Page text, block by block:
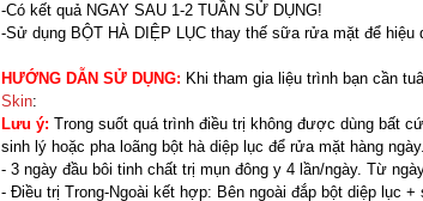
-Có kết quả NGAY SAU 1-2 TUẦN SỬ DỤNG!
-Sử dụng BỘT HÀ DIỆP LỤC thay thế sữa rửa mặt để hiệu
HƯỚNG DẪN SỬ DỤNG: Khi tham gia liệu trình bạn cần
Skin:
Lưu ý: Trong suốt quá trình điều trị không được dùng bất
sinh lý hoặc pha loãng bột hà diệp lục để rửa mặt hàng ngày.
- 3 ngày đầu bôi tinh chất trị mụn đông y 4 lần/ngày. Từ
- Điều trị Trong-Ngoài kết hợp: Bên ngoài đắp bột diệp lục